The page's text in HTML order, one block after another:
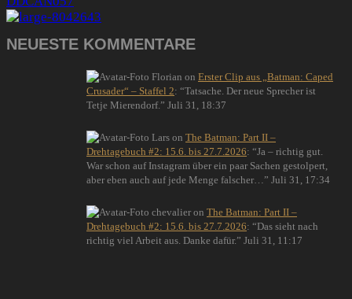
NEUESTE KOMMENTARE
Florian on Erster Clip aus „Batman: Caped
Crusader“ – Staffel 2: “Tatsache. Der neue Sprecher ist
Tetje Mierendorf. ” Juli 31, 18:37
Lars on The Batman: Part II –
Drehtagebuch #2: 15.6. bis 27.7.2026: “Ja – richtig gut.
War schon auf Instagram über ein paar Sachen gestolpert,
aber eben auch auf jede Menge falscher… ” Juli 31, 17:34
chevalier on The Batman: Part II –
Drehtagebuch #2: 15.6. bis 27.7.2026: “Das sieht nach
richtig viel Arbeit aus. Danke dafür. ” Juli 31, 11:17